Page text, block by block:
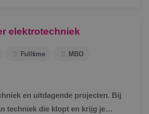
elektrotechniek
Fulltime MBO
en uitdagende projecten. Bij
techniek die klopt en krijg je